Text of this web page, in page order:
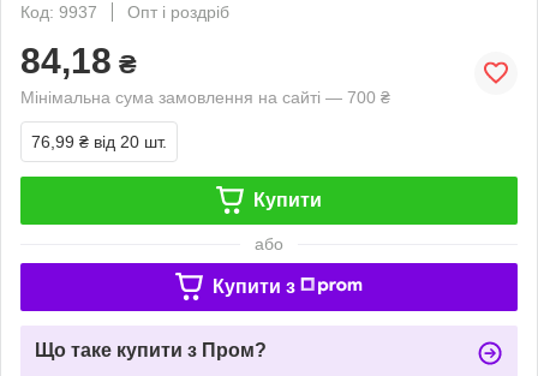
Код: 9937
Опт і роздріб
84,18 ₴
Мінімальна сума замовлення на сайті — 700 ₴
76,99 ₴ від 20 шт.
Купити
або
Купити з
Що таке купити з Пром?